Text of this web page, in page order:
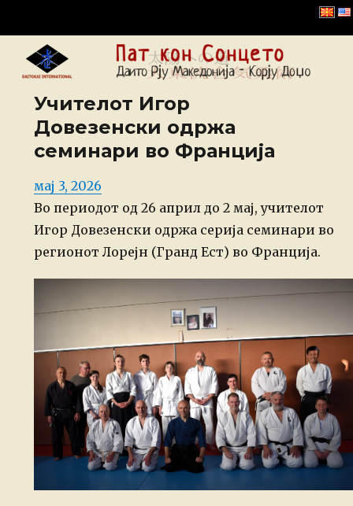
Даито Рју Корју Доџо –
Македонија
Учителот Игор
Довезенски одржа
семинари во Франција
Posted
on
мај 3, 2026
Во периодот од 26 април до 2 мај, учителот
Игор Довезенски одржа серија семинари во
регионот Лорејн (Гранд Ест) во Франција.